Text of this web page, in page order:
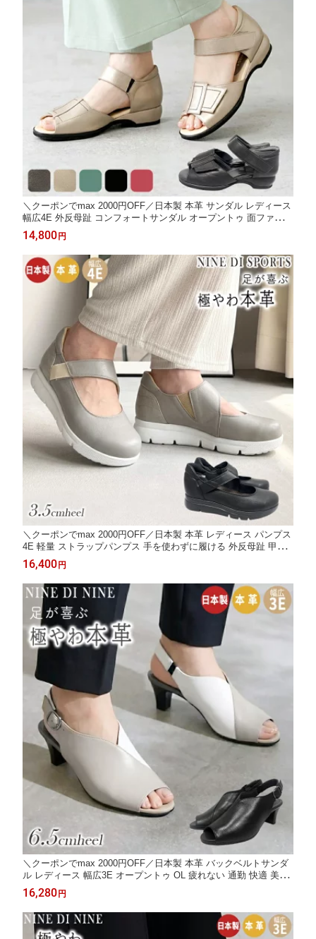
＼クーポンでmax 2000円OFF／日本製 本革 サンダル レディース
幅広4E 外反母趾 コンフォートサンダル オープントゥ 面ファスナ
ー ローヒール 甲高 歩きやすい 疲れにくい 履きやすい 軽量 バッ
クベルト サンダル おしゃれ 40代 50代 60代 夏 蒸れない 母の日
MODENINE3010
14,800円
＼クーポンでmax 2000円OFF／日本製 本革 レディース パンプス
4E 軽量 ストラップパンプス 手を使わずに履ける 外反母趾 甲高
コンフォート オフィス ビジネス フォーマル コンフォートシュー
ズ 疲れにくい 痛くない パイロンソール NINE DI SPORTS 5087
16,400円
＼クーポンでmax 2000円OFF／日本製 本革 バックベルトサンダ
ル レディース 幅広3E オープントゥ OL 疲れない 通勤 快適 美脚
歩きやすい 疲れにくい おしゃれ 静音 クッション 軽量 コンフォ
ートサンダル 擦れにくい ninedinine 6758
16,280円